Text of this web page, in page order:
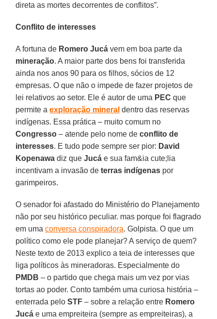
direta as mortes decorrentes de conflitos”.
Conflito de interesses
A fortuna de Romero Jucá vem em boa parte da
mineração. A maior parte dos bens foi transferida
ainda nos anos 90 para os filhos, sócios de 12
empresas. O que não o impede de fazer projetos de
lei relativos ao setor. Ele é autor de uma PEC que
permite aexploração mineral dentro das reservas
indígenas. Essa prática – muito comum no
Congresso – atende pelo nome deconflito de
interesses. E tudo pode sempre ser pior: David
Kopenawa diz queJucá e sua fam&ia cute;lia
incentivam a invasão deterras indígenas por
garimpeiros.
O senador foi afastado do Ministério do Planejamento
não por seu histórico peculiar. mas porque foi flagrado
em umaconversa conspiradora. Golpista. O que um
político como ele pode planejar? A serviço de quem?
Neste texto de 2013 explico a teia de interesses que
liga políticos às mineradoras. Especialmente do
PMDB – o partido que chega mais um vez por vias
tortas ao poder. Conto também uma curiosa história –
enterrada peloSTF – sobre a relação entre Romero
Jucá e uma empreiteira (sempre as empreiteiras), a